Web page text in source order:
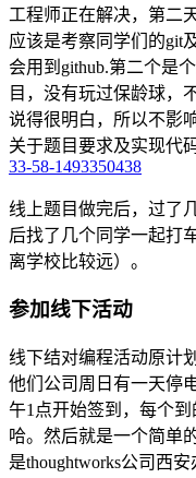
工程师正在解决，第二
应该是考察同学们的git
会用到github.第二个是
目，没有玩过保龄球，
说得很明白，所以不影
关于题目要求及实现代
33-58-1493350438
线上题目做完后，过了
后找了几个同学一起打
离学校比较远）。
参加线下活动
线下结对编程活动原计
他们公司周日有一天停
午1点开始签到，每个
哈。然后就是一个简单
是thoughtworks公司西